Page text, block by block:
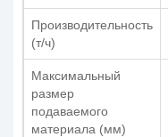
Производительность
(т/ч)
Максимальный
размер
подаваемого
материала (мм)